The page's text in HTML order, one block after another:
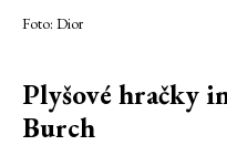
Foto: Dior
Plyšové hračky
Burch